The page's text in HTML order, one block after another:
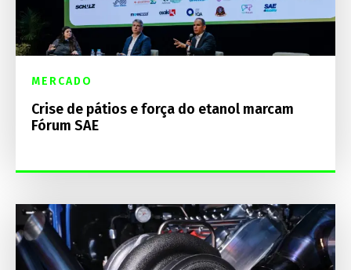
MERCADO
Crise de pátios e força do etanol marcam
Fórum SAE